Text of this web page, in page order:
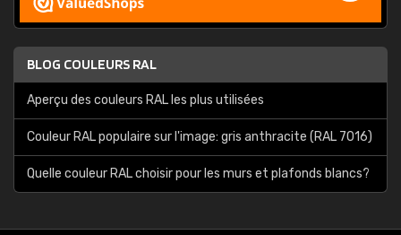
BLOG COULEURS RAL
Aperçu des couleurs RAL les plus utilisées
Couleur RAL populaire sur l'image: gris anthracite (RAL 7016)
Quelle couleur RAL choisir pour les murs et plafonds blancs?